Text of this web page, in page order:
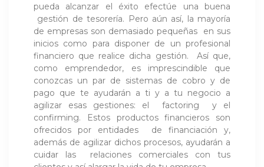
pueda alcanzar el éxito efectúe una buena
gestión de tesorería. Pero aún así, la mayoría
de empresas son demasiado pequeñas en sus
inicios como para disponer de un profesional
financiero que realice dicha gestión. Así que,
como emprendedor, es imprescindible que
conozcas un par de sistemas de cobro y de
pago que te ayudarán a ti y a tu negocio a
agilizar esas gestiones: el factoring y el
confirming. Estos productos financieros son
ofrecidos por entidades de financiación y,
además de agilizar dichos procesos, ayudarán a
cuidar las relaciones comerciales con tus